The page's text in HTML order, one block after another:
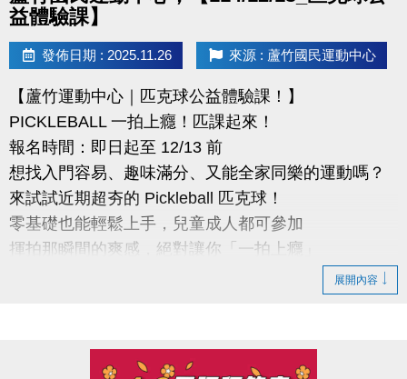
益體驗課】
發佈日期 : 2025.11.26 來源 : 蘆竹國民運動中心
【蘆竹運動中心｜匹克球公益體驗課！】
PICKLEBALL 一拍上癮！匹課起來！
報名時間：即日起至 12/13 前
想找入門容易、趣味滿分、又能全家同樂的運動嗎？
來試試近期超夯的 Pickleball 匹克球！
零基礎也能輕鬆上手，兒童成人都可參加
揮拍那瞬間的爽感，絕對讓你「一拍上癮」
報名時間：課程開放報名日:即日起至開課前
展開內容